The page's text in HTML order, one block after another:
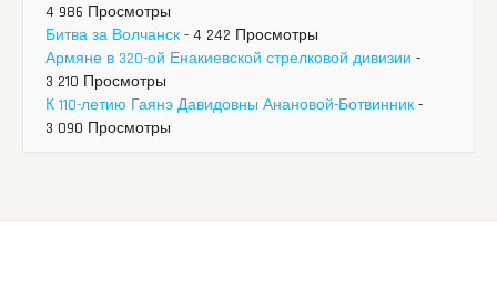
4 986 Просмотры
Битва за Волчанск - 4 242 Просмотры
Армяне в 320-ой Енакиевской стрелковой дивизии -
3 210 Просмотры
К 110-летию Гаянэ Давидовны Анановой-Ботвинник -
3 090 Просмотры